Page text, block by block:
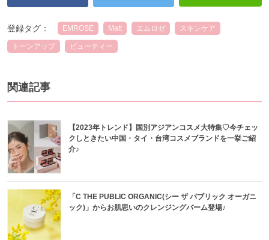
登録タグ： EMROSE Matt エムロゼ スキンケア
トーンアップ ビューティー
関連記事
【2023年トレンド】国別アジアンコスメ大特集♡今チェッ
クしときたい中国・タイ・台湾コスメブランドを一挙ご紹
介♪
「C THE PUBLIC ORGANIC(シー ザ パブリック オーガニ
ック)」からお肌思いのクレンジングバーム登場♪